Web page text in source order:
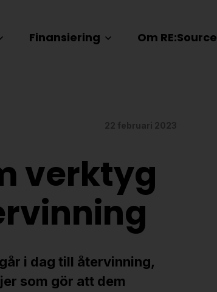
Finansiering Om RE:Source
22 februari 2023
verktyg
i dag till återvinning,
som gör att dem